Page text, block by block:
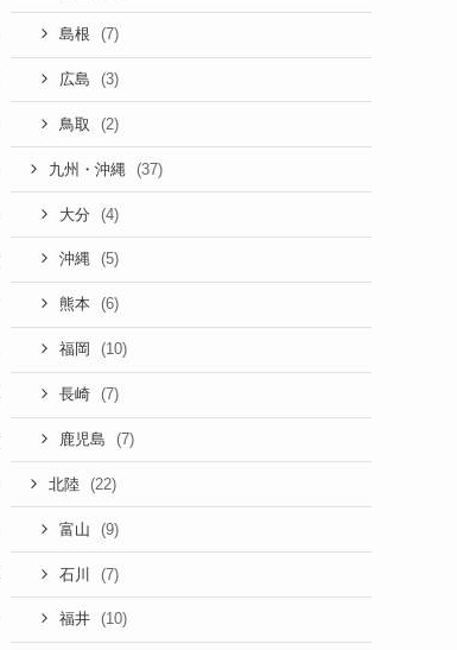
島根 (7)
広島 (3)
鳥取 (2)
九州・沖縄 (37)
大分 (4)
沖縄 (5)
熊本 (6)
福岡 (10)
長崎 (7)
鹿児島 (7)
北陸 (22)
富山 (9)
石川 (7)
福井 (10)